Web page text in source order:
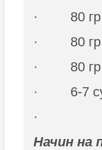
· 80 гр.
· 80 гр.
· 80 гр.
· 6-7
·
Начин на